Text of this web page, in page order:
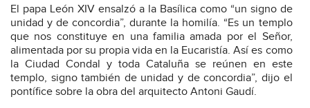
El papa León XIV ensalzó a la Basílica como “un signo de
unidad y de concordia”, durante la homilía. “Es un templo
que nos constituye en una familia amada por el Señor,
alimentada por su propia vida en la Eucaristía. Así es como
la Ciudad Condal y toda Cataluña se reúnen en este
templo, signo también de unidad y de concordia”, dijo el
pontífice sobre la obra del arquitecto Antoni Gaudí.